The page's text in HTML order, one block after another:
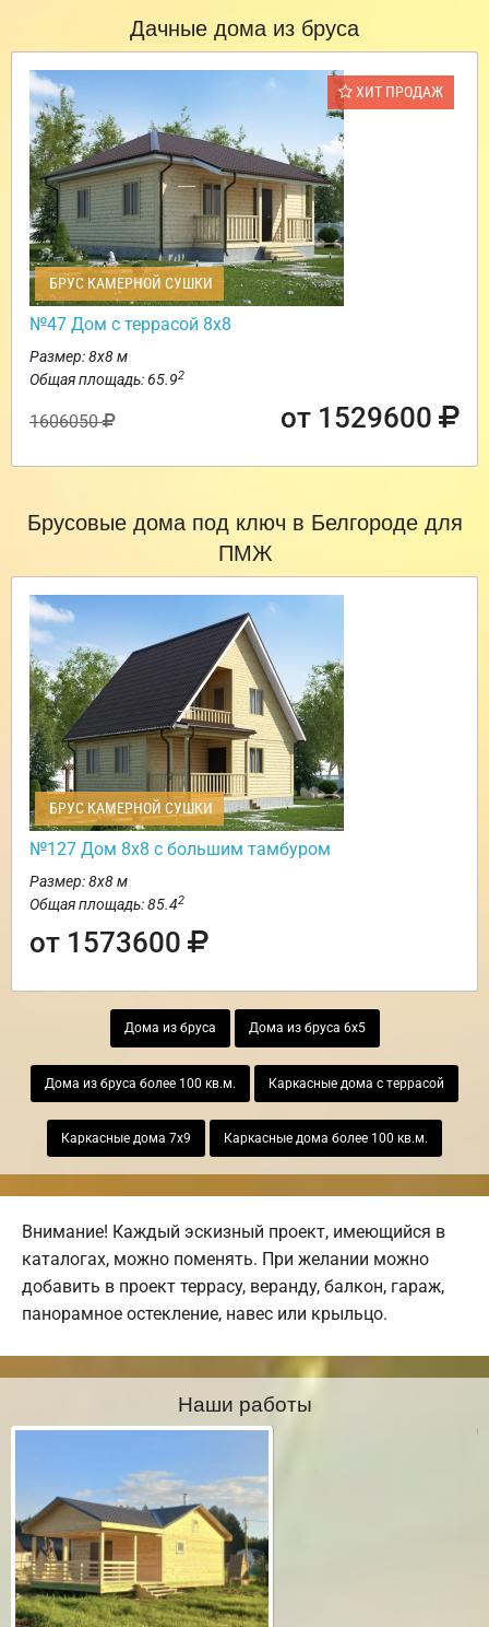
Дачные дома из бруса
ХИТ ПРОДАЖ
БРУС КАМЕРНОЙ СУШКИ
№47 Дом с террасой 8х8
Размер: 8х8 м
Общая площадь: 65.92
1606050 от 1529600
Брусовые дома под ключ в Белгороде для
ПМЖ
БРУС КАМЕРНОЙ СУШКИ
№127 Дом 8х8 с большим тамбуром
Размер: 8х8 м
Общая площадь: 85.42
от 1573600
Дома из бруса Дома из бруса 6х5
Дома из бруса более 100 кв.м. Каркасные дома с террасой
Каркасные дома 7х9 Каркасные дома более 100 кв.м.
Внимание! Каждый эскизный проект, имеющийся в
каталогах, можно поменять. При желании можно
добавить в проект террасу, веранду, балкон, гараж,
панорамное остекление, навес или крыльцо.
Наши работы